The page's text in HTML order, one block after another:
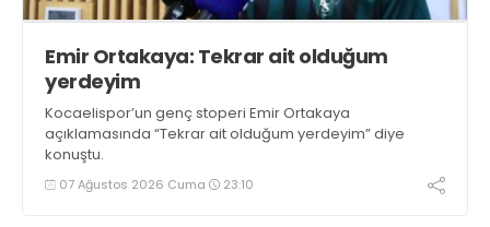
Emir Ortakaya: Tekrar ait olduğum
yerdeyim
Kocaelispor’un genç stoperi Emir Ortakaya
açıklamasında “Tekrar ait olduğum yerdeyim” diye
konuştu.
07 Ağustos 2026 Cuma 23:10